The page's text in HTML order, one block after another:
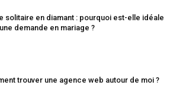
solitaire en diamant : pourquoi est-elle idéale
demande en mariage ?
trouver une agence web autour de moi ?